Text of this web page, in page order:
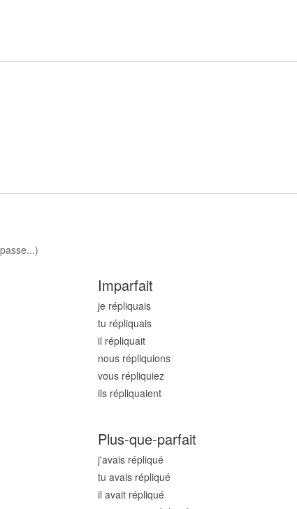
Imparfait
je répliquais
tu répliquais
il répliquait
nous répliquions
vous répliquiez
ils répliquaient
Plus-que-parfait
j'avais répliqué
tu avais répliqué
il avait répliqué